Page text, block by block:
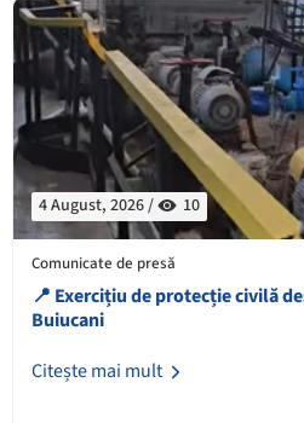
4 August, 2026 / 10
Comunicate de presă
📍 Exercițiu de protecție civilă
Buiucani
Citește mai mult